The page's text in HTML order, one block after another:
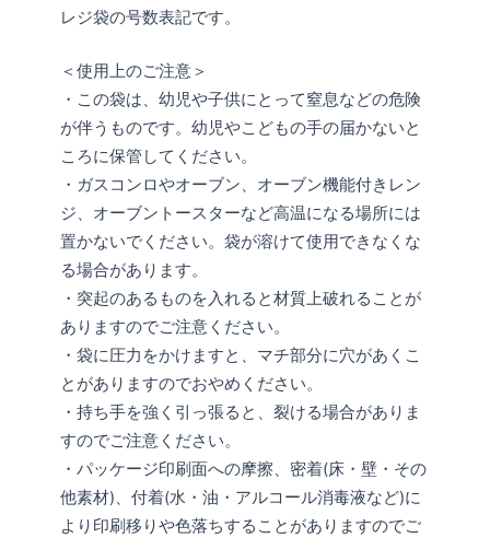
レジ袋の号数表記です。
＜使用上のご注意＞
・この袋は、幼児や子供にとって窒息などの危険
が伴うものです。幼児やこどもの手の届かないと
ころに保管してください。
・ガスコンロやオーブン、オーブン機能付きレン
ジ、オーブントースターなど高温になる場所には
置かないでください。袋が溶けて使用できなくな
る場合があります。
・突起のあるものを入れると材質上破れることが
ありますのでご注意ください。
・袋に圧力をかけますと、マチ部分に穴があくこ
とがありますのでおやめください。
・持ち手を強く引っ張ると、裂ける場合がありま
すのでご注意ください。
・パッケージ印刷面への摩擦、密着(床・壁・その
他素材)、付着(水・油・アルコール消毒液など)に
より印刷移りや色落ちすることがありますのでご